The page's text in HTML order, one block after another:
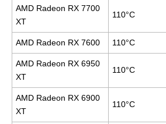
AMD Radeon RX 7700
XT
110°C
AMD Radeon RX 7600 110°C
AMD Radeon RX 6950
XT
110°C
AMD Radeon RX 6900
XT
110°C